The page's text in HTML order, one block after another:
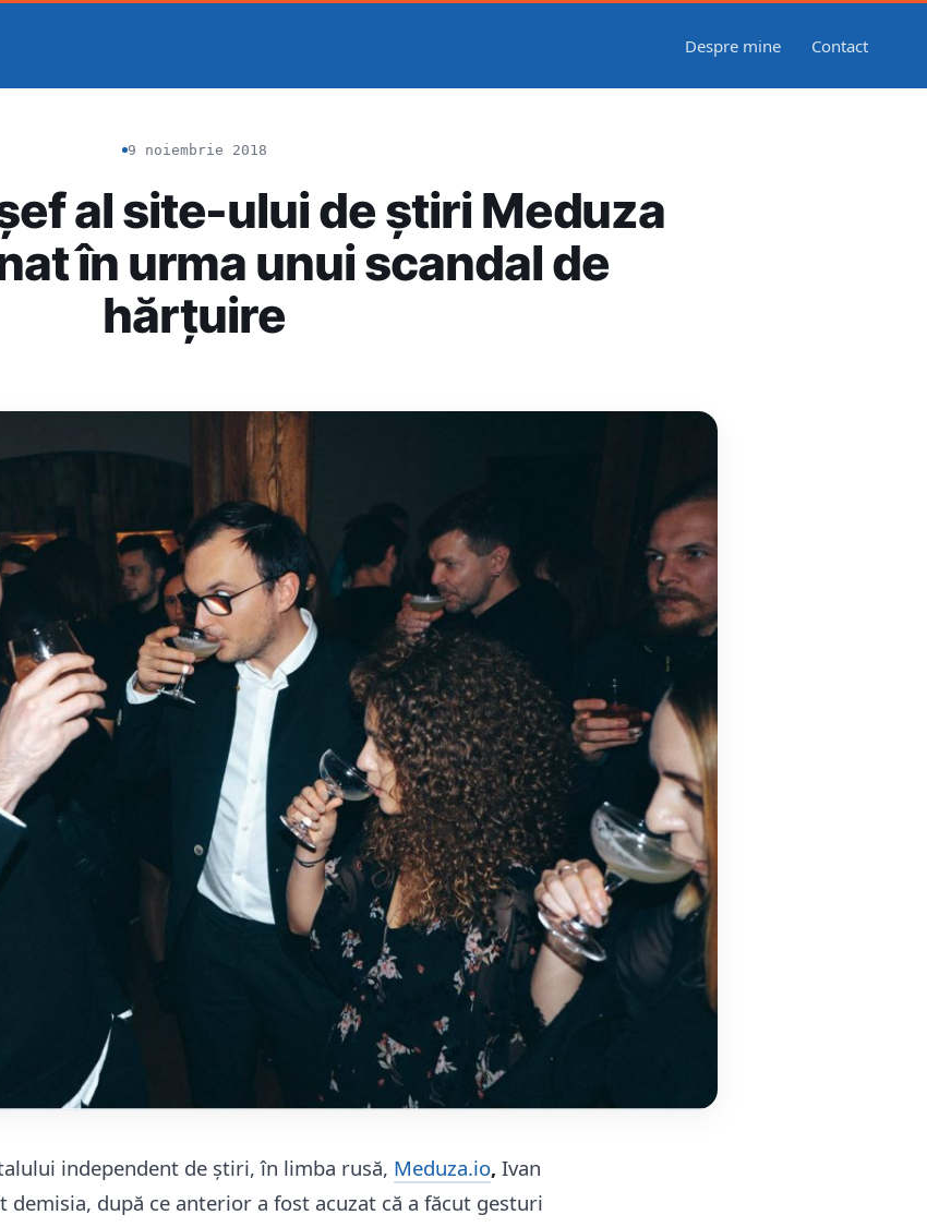
Despre mine Contact
9 noiembrie 2018
al site-ului de știri Meduza
în urma unui scandal de
hărțuire
independent de știri, în limba rusă, Meduza.io, Ivan
demisia, după ce anterior a fost acuzat că a făcut gesturi